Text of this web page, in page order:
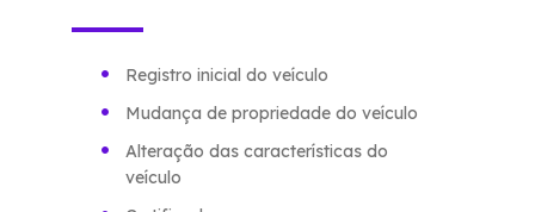
Registro inicial do veículo
Mudança de propriedade do veículo
Alteração das características do
veículo